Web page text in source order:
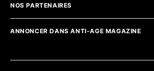
NOS PARTENAIRES
ANNONCER DANS ANTI-AGE MAGAZINE